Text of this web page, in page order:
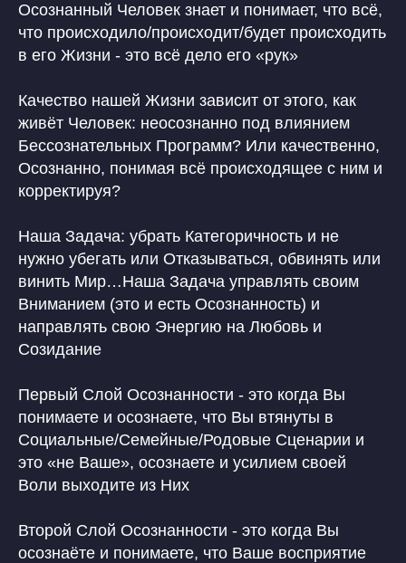
Осознанный Человек знает и понимает, что всё,
что происходило/происходит/будет происходить
в его Жизни - это всё дело его «рук»
Качество нашей Жизни зависит от этого, как
живёт Человек: неосознанно под влиянием
Бессознательных Программ? Или качественно,
Осознанно, понимая всё происходящее с ним и
корректируя?
Наша Задача: убрать Категоричность и не
нужно убегать или Отказываться, обвинять или
винить Мир…Наша Задача управлять своим
Вниманием (это и есть Осознанность) и
направлять свою Энергию на Любовь и
Созидание
Первый Слой Осознанности - это когда Вы
понимаете и осознаете, что Вы втянуты в
Социальные/Семейные/Родовые Сценарии и
это «не Ваше», осознаете и усилием своей
Воли выходите из Них
Второй Слой Осознанности - это когда Вы
осознаёте и понимаете, что Ваше восприятие